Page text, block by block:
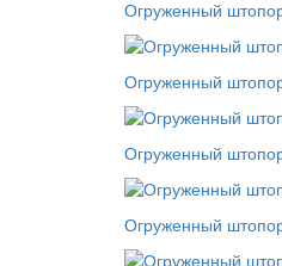
Огруженный
Огруженный
Огруженный
Огруженный